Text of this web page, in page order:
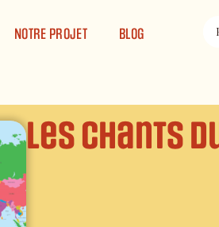
NOTRE PROJET BLOG
Les chants